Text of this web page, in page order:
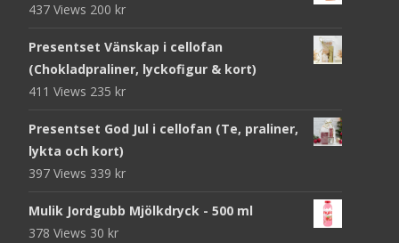
437 Views 200 kr
Presentset Vänskap i cellofan
(Chokladpraliner, lyckofigur & kort)
411 Views 235 kr
Presentset God Jul i cellofan (Te, praliner,
lykta och kort)
397 Views 339 kr
Mulik Jordgubb Mjölkdryck - 500 ml
378 Views 30 kr